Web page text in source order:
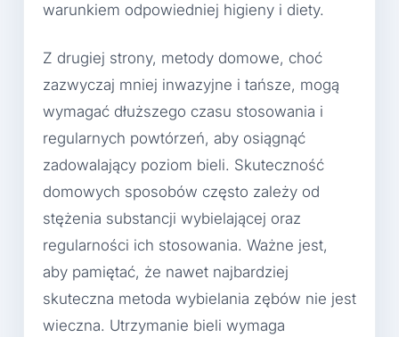
warunkiem odpowiedniej higieny i diety.
Z drugiej strony, metody domowe, choć
zazwyczaj mniej inwazyjne i tańsze, mogą
wymagać dłuższego czasu stosowania i
regularnych powtórzeń, aby osiągnąć
zadowalający poziom bieli. Skuteczność
domowych sposobów często zależy od
stężenia substancji wybielającej oraz
regularności ich stosowania. Ważne jest,
aby pamiętać, że nawet najbardziej
skuteczna metoda wybielania zębów nie jest
wieczna. Utrzymanie bieli wymaga